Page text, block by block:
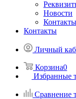
Новости
Контакты
Контакты
Личный
Корзина0
Избранные
Сравнение